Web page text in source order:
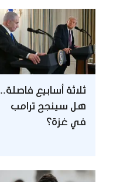
ثلاثة أسابيع فاصلة..
هل سينجح ترامب
في غزة؟